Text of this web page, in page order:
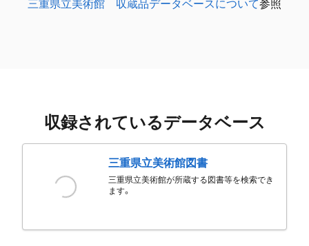
三重県立美術館 収蔵品データベースについて参照
収録されているデータベース
三重県立美術館図書
三重県立美術館が所蔵する図書等を検索でき
ます。